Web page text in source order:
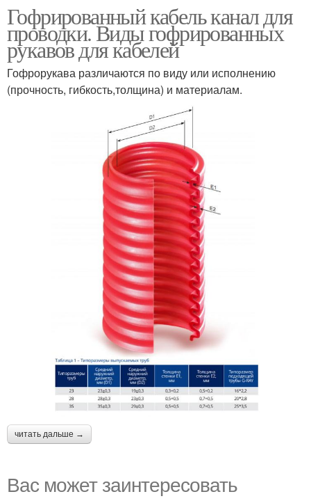
Гофрированный кабель канал для
проводки. Виды гофрированных
рукавов для кабелей
Гофрорукава различаются по виду или исполнению
(прочность, гибкость,толщина) и материалам.
читать дальше →
Вас может заинтересовать